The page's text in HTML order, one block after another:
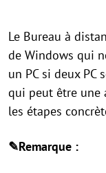
Le Bureau à
de Windows qui
un PC si deux PC
qui peut être une
les étapes
✎Remarque :